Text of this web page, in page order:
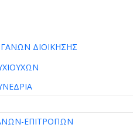
ΔΙΟΙΚΗΣΗΣ
ΕΠΙΤΡΟΠΩΝ